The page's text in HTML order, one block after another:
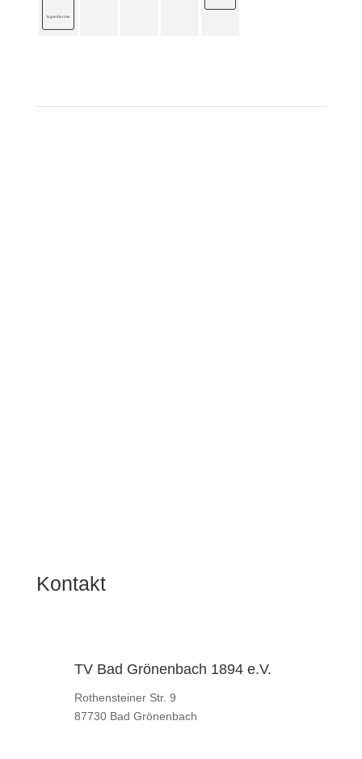
Jugendturnier
Kontakt
TV Bad Grönenbach 1894 e.V.
Rothensteiner Str. 9
87730 Bad Grönenbach